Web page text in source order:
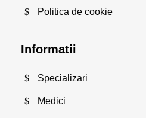
Politica de cookie
Informatii
Specializari
Medici